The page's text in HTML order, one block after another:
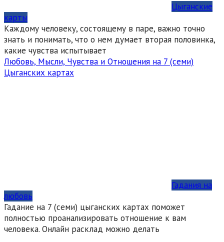
Цыганские
карты
Каждому человеку, состоящему в паре, важно точно
знать и понимать, что о нем думает вторая половинка,
какие чувства испытывает
Любовь, Мысли, Чувства и Отношения на 7 (семи)
Цыганских картах
Гадания на
любовь
Гадание на 7 (семи) цыганских картах поможет
полностью проанализировать отношение к вам
человека. Онлайн расклад можно делать